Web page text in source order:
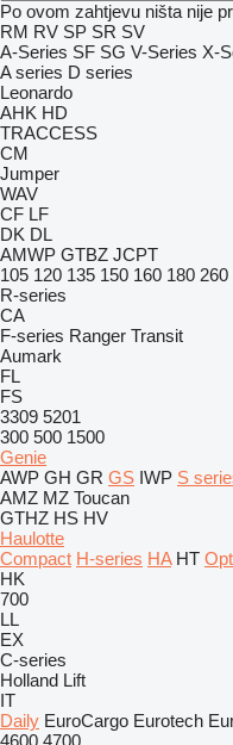
Po ovom zahtjevu ništa nije
RM RV SP SR SV
A-Series SF SG V-Series X-
A series D series
Leonardo
AHK HD
TRACCESS
CM
Jumper
WAV
CF LF
DK DL
AMWP GTBZ JCPT
105 120 135 150 160 180 260
R-series
CA
F-series Ranger Transit
Aumark
FL
FS
3309 5201
300 500 1500
Genie
AWP GH GR GS IWP S
AMZ MZ Toucan
GTHZ HS HV
Haulotte
Compact H-series HA HT
HK
700
LL
EX
C-series
Holland Lift
IT
Daily EuroCargo Eurotech
4600 4700